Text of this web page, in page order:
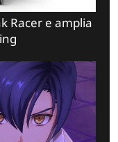
Racer e amplia